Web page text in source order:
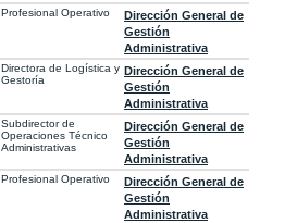
Profesional Operativo
Dirección General de
Gestión
Administrativa
Directora de Logística y
Gestoría
Dirección General de
Gestión
Administrativa
Subdirector de
Operaciones Técnico
Administrativas
Dirección General de
Gestión
Administrativa
Profesional Operativo
Dirección General de
Gestión
Administrativa